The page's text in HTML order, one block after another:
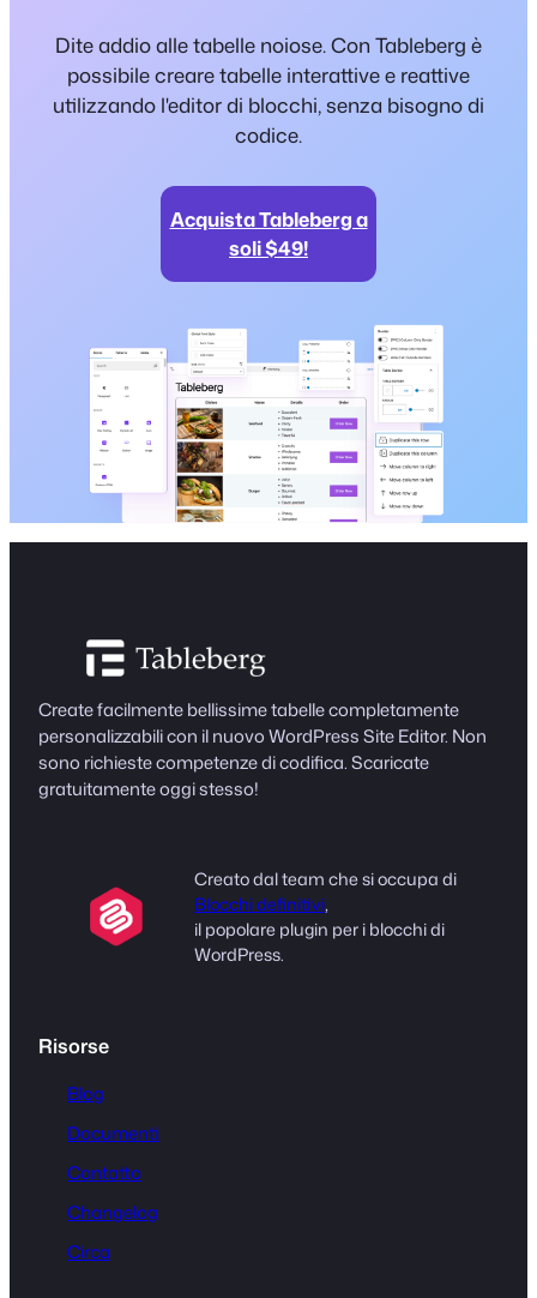
Dite addio alle tabelle noiose. Con Tableberg è
possibile creare tabelle interattive e reattive
utilizzando l'editor di blocchi, senza bisogno di
codice.
Acquista Tableberg a
soli $49!
Create facilmente bellissime tabelle completamente
personalizzabili con il nuovo WordPress Site Editor. Non
sono richieste competenze di codifica. Scaricate
gratuitamente oggi stesso!
Creato dal team che si occupa di
Blocchi definitivi,
il popolare plugin per i blocchi di
WordPress.
Risorse
Blog
Documenti
Contatto
Changelog
Circa